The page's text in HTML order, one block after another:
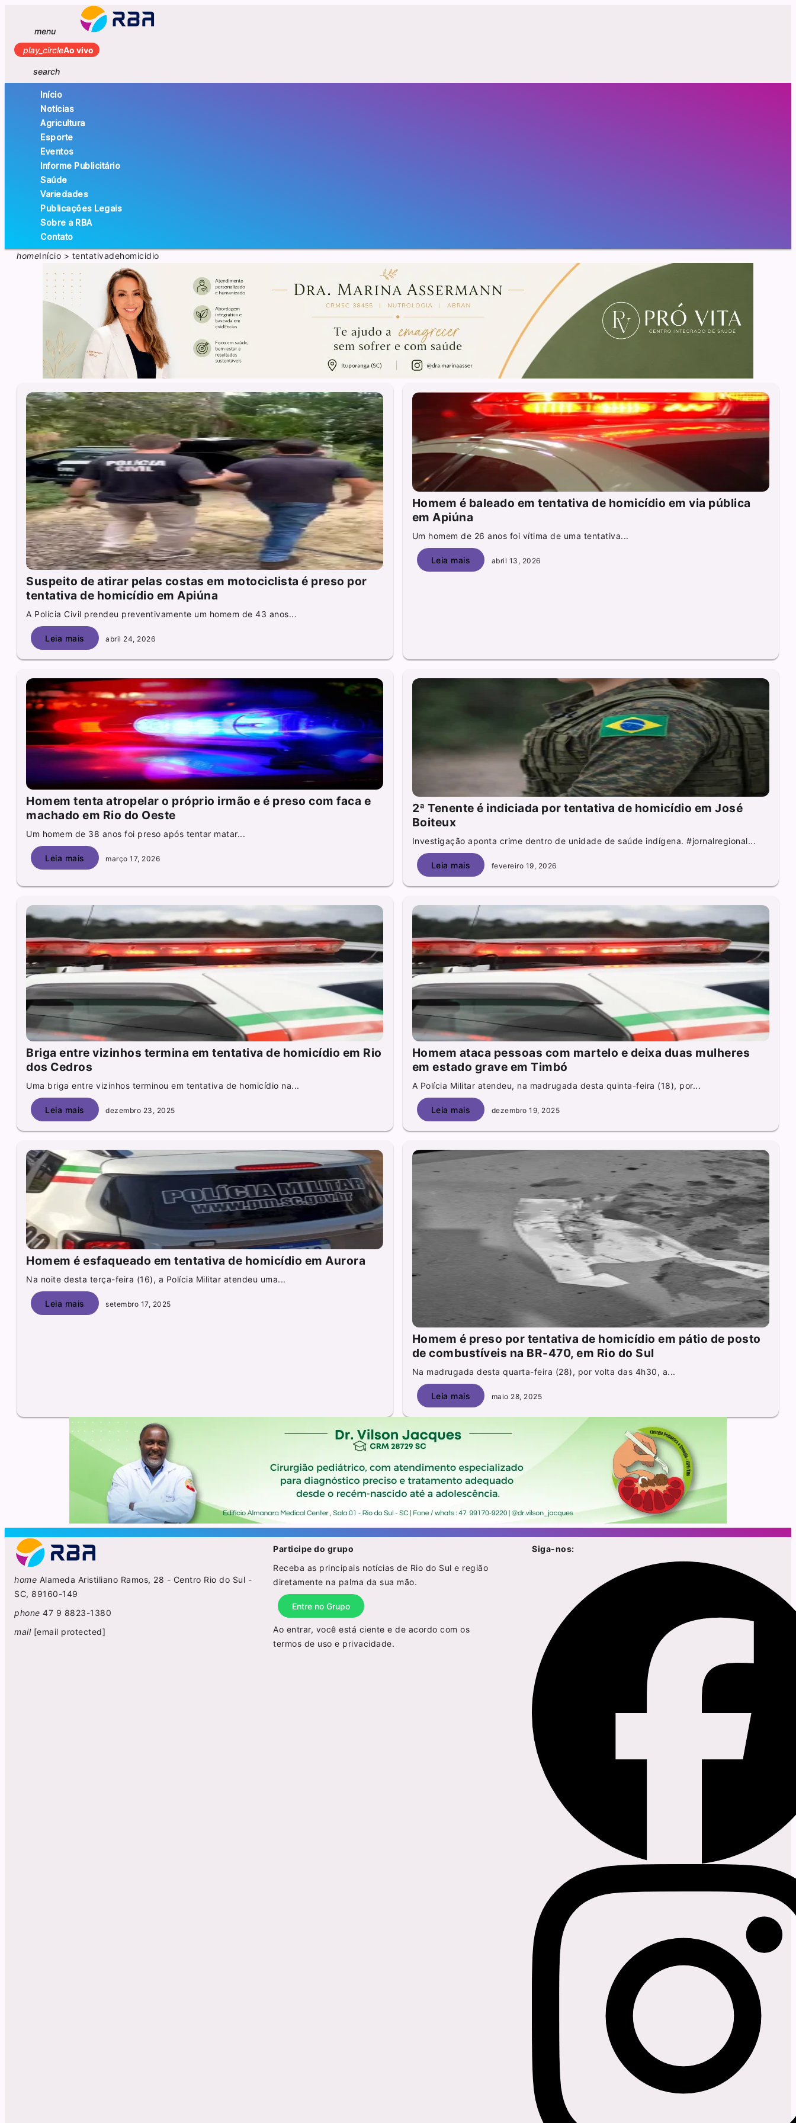
menu
play_circleAo vivo
search
Início
Notícias
Agricultura
Esporte
Eventos
Informe Publicitário
Saúde
Variedades
Publicações Legais
Sobre a RBA
Contato
homeInício > tentativadehomicidio
Suspeito de atirar pelas costas em motociclista é preso por
tentativa de homicídio em Apiúna
A Polícia Civil prendeu preventivamente um homem de 43 anos...
Leia mais abril 24, 2026
Homem é baleado em tentativa de homicídio em via pública
em Apiúna
Um homem de 26 anos foi vítima de uma tentativa...
Leia mais abril 13, 2026
Homem tenta atropelar o próprio irmão e é preso com faca e
machado em Rio do Oeste
Um homem de 38 anos foi preso após tentar matar...
Leia mais março 17, 2026
2ª Tenente é indiciada por tentativa de homicídio em José
Boiteux
Investigação aponta crime dentro de unidade de saúde indígena. #jornalregional...
Leia mais fevereiro 19, 2026
Briga entre vizinhos termina em tentativa de homicídio em Rio
dos Cedros
Uma briga entre vizinhos terminou em tentativa de homicídio na...
Leia mais dezembro 23, 2025
Homem ataca pessoas com martelo e deixa duas mulheres
em estado grave em Timbó
A Polícia Militar atendeu, na madrugada desta quinta-feira (18), por...
Leia mais dezembro 19, 2025
Homem é esfaqueado em tentativa de homicídio em Aurora
Na noite desta terça-feira (16), a Polícia Militar atendeu uma...
Leia mais setembro 17, 2025
Homem é preso por tentativa de homicídio em pátio de posto
de combustíveis na BR-470, em Rio do Sul
Na madrugada desta quarta-feira (28), por volta das 4h30, a...
Leia mais maio 28, 2025
home Alameda Aristiliano Ramos, 28 - Centro Rio do Sul -
SC, 89160-149
phone 47 9 8823-1380
mail [email protected]
Participe do grupo
Receba as principais notícias de Rio do Sul e região
diretamente na palma da sua mão.
Entre no Grupo
Ao entrar, você está ciente e de acordo com os
termos de uso e privacidade.
Siga-nos: